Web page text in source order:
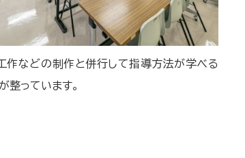
作などの制作と併行して指導方法が学べる
整っています。